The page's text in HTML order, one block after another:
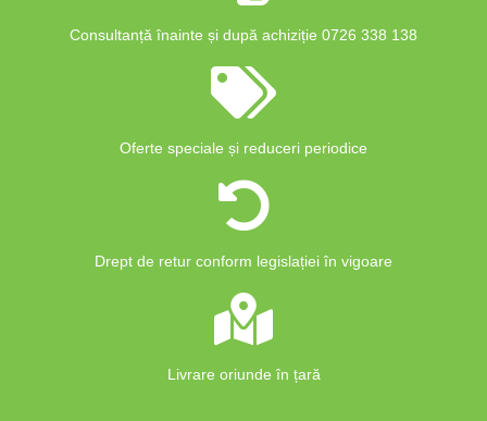
Consultanță înainte și după achiziție 0726 338 138
Oferte speciale și reduceri periodice
Drept de retur conform legislației în vigoare
Livrare oriunde în țară